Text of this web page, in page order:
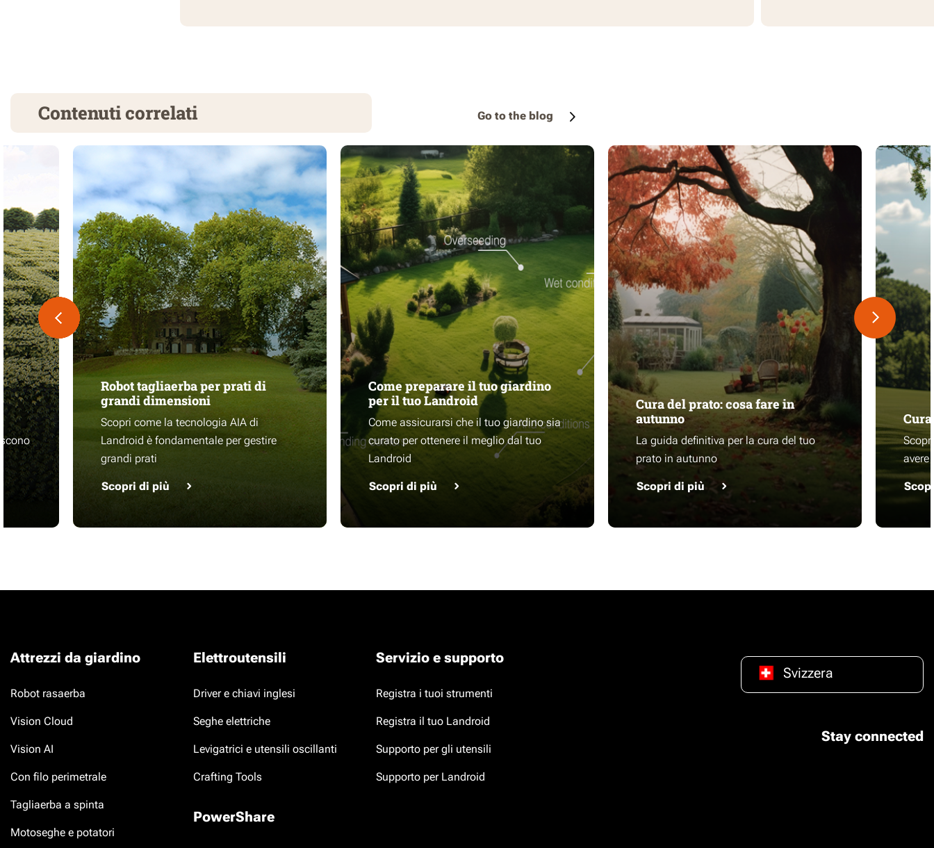
Contenuti correlati Go to the blog
Robot tagliaerba per prati di
grandi dimensioni
Scopri come la tecnologia AIA di
Landroid è fondamentale per gestire
grandi prati
Scopri di più
Come preparare il tuo giardino
per il tuo Landroid
Come assicurarsi che il tuo giardino sia
curato per ottenere il meglio dal tuo
Landroid
Scopri di più
Cura del prato: cosa fare in
autunno
La guida definitiva per la cura del tuo
prato in autunno
Scopri di più
avere
Attrezzi da giardino
Robot rasaerba
Vision Cloud
Vision AI
Con filo perimetrale
Tagliaerba a spinta
Motoseghe e potatori
Elettroutensili
Driver e chiavi inglesi
Seghe elettriche
Levigatrici e utensili oscillanti
Crafting Tools
PowerShare
Servizio e supporto
Registra i tuoi strumenti
Registra il tuo Landroid
Supporto per gli utensili
Supporto per Landroid
Svizzera
Stay connected